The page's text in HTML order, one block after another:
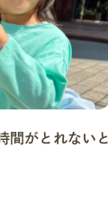
間がとれないと